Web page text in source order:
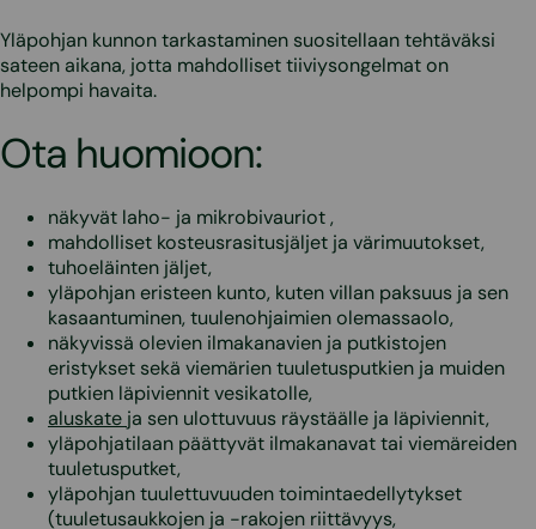
Yläpohjan kunnon tarkastaminen suositellaan tehtäväksi
sateen aikana, jotta mahdolliset tiiviysongelmat on
helpompi havaita.
Ota huomioon:
näkyvät laho- ja mikrobivauriot ,
mahdolliset kosteusrasitusjäljet ja värimuutokset,
tuhoeläinten jäljet,
yläpohjan eristeen kunto, kuten villan paksuus ja sen
kasaantuminen, tuulenohjaimien olemassaolo,
näkyvissä olevien ilmakanavien ja putkistojen
eristykset sekä viemärien tuuletusputkien ja muiden
putkien läpiviennit vesikatolle,
aluskate ja sen ulottuvuus räystäälle ja läpiviennit,
yläpohjatilaan päättyvät ilmakanavat tai viemäreiden
tuuletusputket,
yläpohjan tuulettuvuuden toimintaedellytykset
(tuuletusaukkojen ja -rakojen riittävyys,